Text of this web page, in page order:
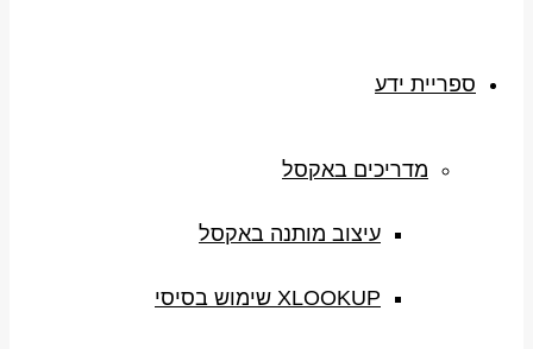
ספריית ידע
מדריכים באקסל
עיצוב מותנה באקסל
XLOOKUP שימוש בסיסי